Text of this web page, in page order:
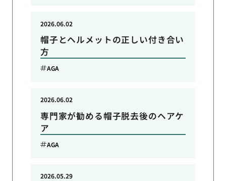
帽子とヘルメットの正しい付き合い
方
2026.06.02
AGA
専門家が勧める帽子脱去後のヘアケ
ア
2026.06.02
AGA
2026.05.29